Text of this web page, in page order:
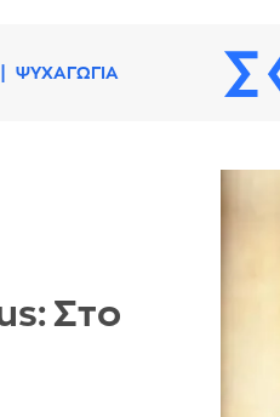
ΨΥΧΑΓΩΓΙΑ
Στο